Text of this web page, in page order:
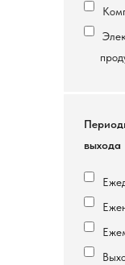
выхода